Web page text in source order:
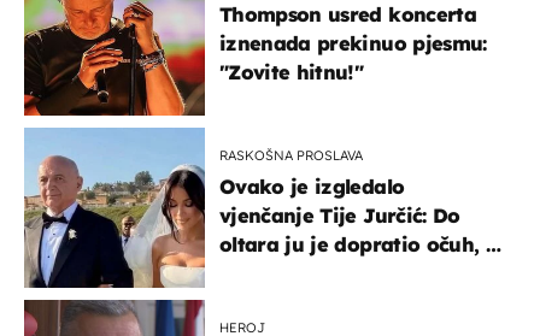
Thompson usred koncerta
iznenada prekinuo pjesmu:
"Zovite hitnu!"
RASKOŠNA PROSLAVA
Ovako je izgledalo
vjenčanje Tije Jurčić: Do
oltara ju je dopratio očuh, a
HEROJ